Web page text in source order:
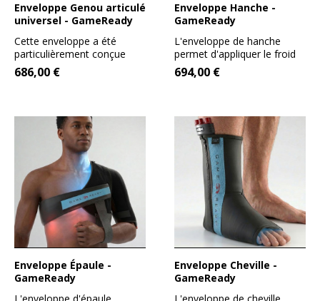
Enveloppe Genou articulé
universel - GameReady
Cette enveloppe a été
particulièrement conçue
pour une usage simultané
avec...
686,00 €
Enveloppe Hanche -
GameReady
L'enveloppe de hanche
permet d'appliquer le froid
et la compression sur la...
694,00 €
Enveloppe Épaule -
GameReady
Enveloppe Cheville -
GameReady